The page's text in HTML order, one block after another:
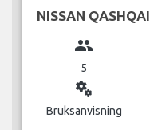
NISSAN QASHQAI
group
5
miscellaneous_services
Bruksanvisning